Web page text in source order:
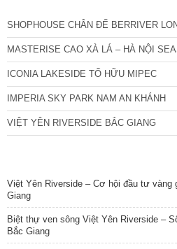
SHOPHOUSE CHÂN ĐẾ BERRIVER
MASTERISE CAO XÀ LÁ – HÀ NỘI
ICONIA LAKESIDE TỐ HỮU MIPEC
IMPERIA SKY PARK NAM AN KHÁNH
VIỆT YÊN RIVERSIDE BẮC GIANG
Việt Yên Riverside – Cơ hội đầu tư vàng
Giang
Biệt thự ven sông Việt Yên Riverside –
Bắc Giang